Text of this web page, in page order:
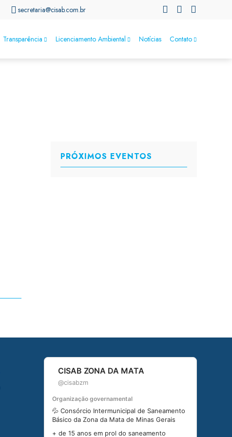
secretaria@cisab.com.br
Transparência Licenciamento Ambiental Notícias Contato
PRÓXIMOS EVENTOS
CISAB ZONA DA MATA
@cisabzm
Organização governamental
💦 Consórcio Intermunicipal de Saneamento
Básico da Zona da Mata de Minas Gerais
+ de 15 anos em prol do saneamento